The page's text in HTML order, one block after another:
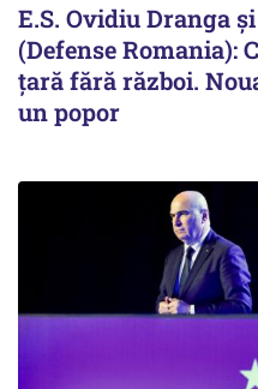
E.S. Ovidiu Dranga
(Defense Romania):
țară fără război.
un popor